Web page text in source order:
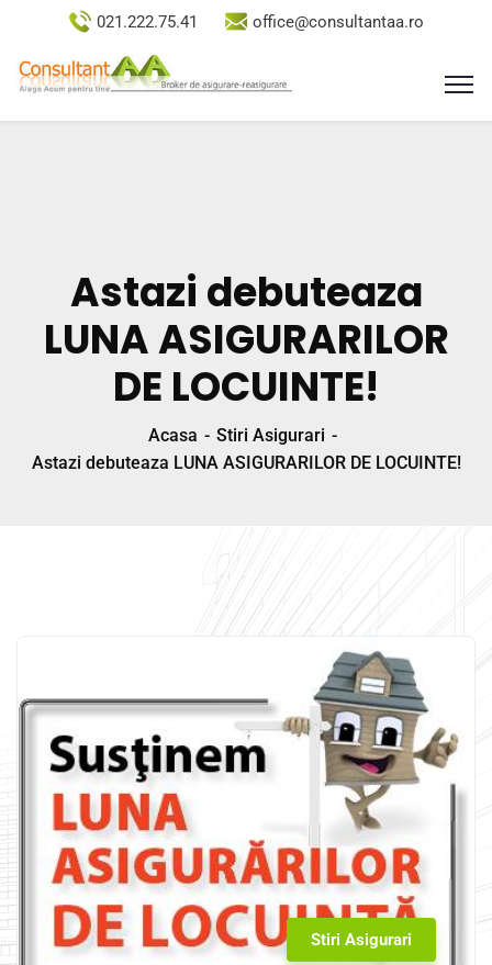
021.222.75.41 office@consultantaa.ro
Astazi debuteaza
LUNA ASIGURARILOR
DE LOCUINTE!
Acasa
Stiri Asigurari
Astazi debuteaza LUNA ASIGURARILOR DE LOCUINTE!
Stiri Asigurari